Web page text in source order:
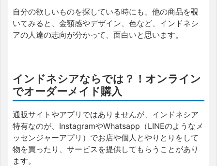
自分の欲しいものを探している時にも、他の商品を覗
いてみると、金額感やデザイン、色など、インドネシ
アの人達の志向が分かって、面白いと思います。
インドネシアならでは？！オンライン
でオーダーメイド購入
通販サイトやアプリではありませんが、インドネシア
特有なのが、InstagramやWhatsapp（LINEのようなメ
ッセンジャーアプリ）でお店や個人とやりとりをして
物を買ったり、サービスを提供してもらうことがあり
ます。